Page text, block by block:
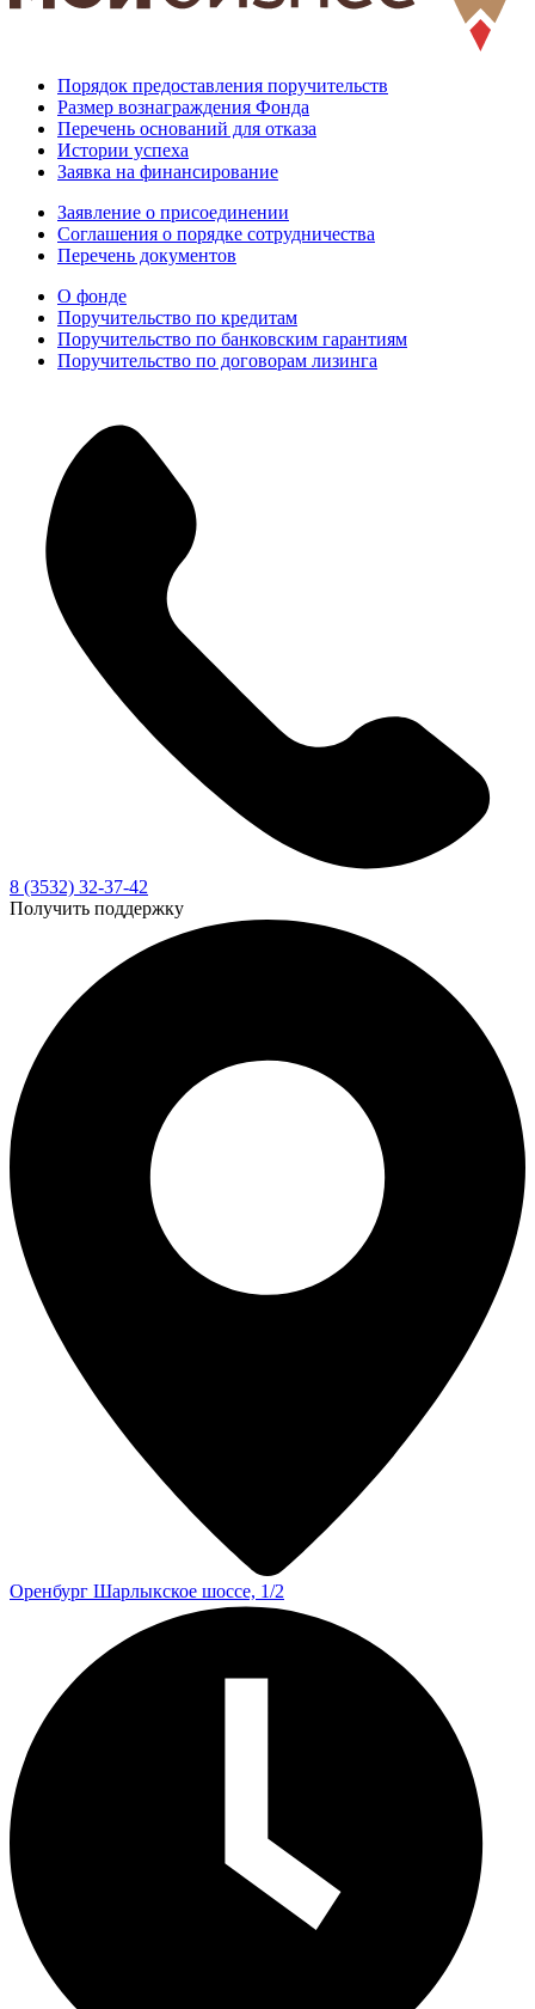
Порядок предоставления поручительств
Размер вознаграждения Фонда
Перечень оснований для отказа
Истории успеха
Заявка на финансирование
Заявление о присоединении
Соглашения о порядке сотрудничества
Перечень документов
О фонде
Поручительство по кредитам
Поручительство по банковским гарантиям
Поручительство по договорам лизинга
8 (3532) 32-37-42
Получить поддержку
Оренбург Шарлыкское шоссе, 1/2